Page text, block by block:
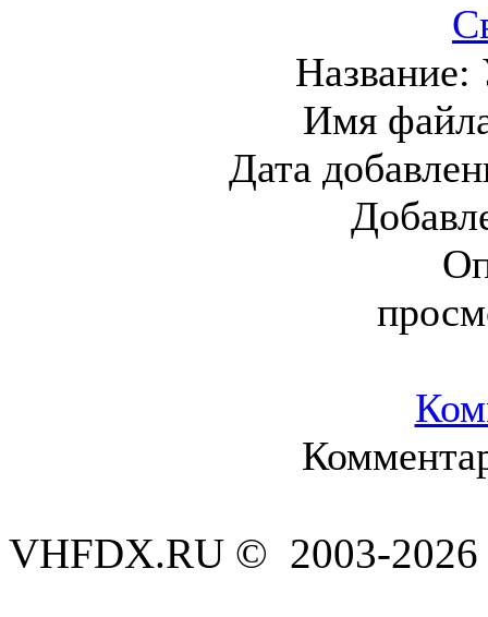
Название:
Имя
Дата
VHFDX.RU © 2003-2026